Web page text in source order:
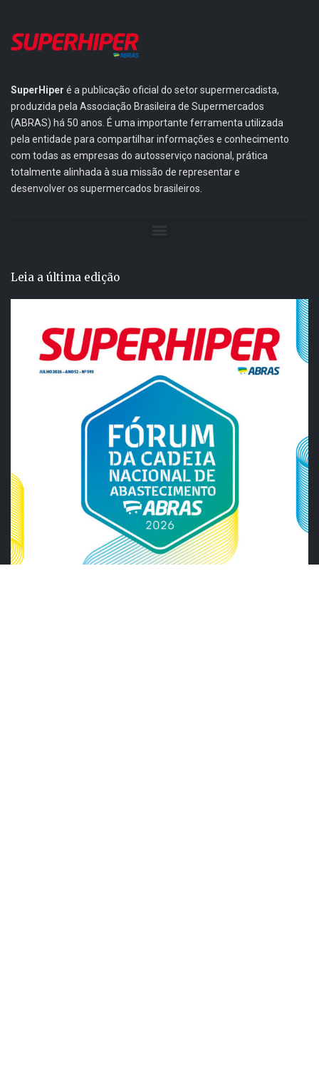
SuperHiper é a publicação oficial do setor supermercadista,
produzida pela Associação Brasileira de Supermercados
(ABRAS) há 50 anos. É uma importante ferramenta utilizada
pela entidade para compartilhar informações e conhecimento
com todas as empresas do autosserviço nacional, prática
totalmente alinhada à sua missão de representar e
desenvolver os supermercados brasileiros.
Leia a última edição